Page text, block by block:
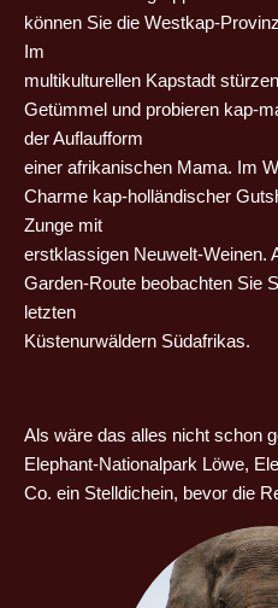
können Sie die Westkap-
Im
multikulturellen Kapstadt
Getümmel und probieren kap-
der Auflaufform
einer afrikanischen Mama. Im
Charme kap-holländischer
Zunge mit
erstklassigen Neuwelt-Weinen.
Garden-Route beobachten Sie
letzten
Küstenurwäldern Südafrikas.
Als wäre das alles nicht schon
Elephant-Nationalpark Löwe,
Co. ein Stelldichein, bevor die